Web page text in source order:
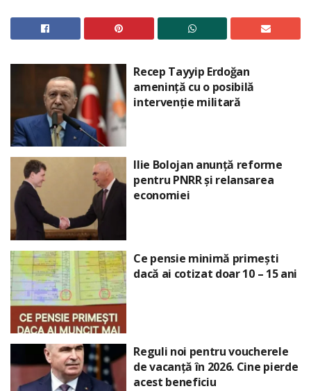
Recep Tayyip Erdoğan
amenință cu o posibilă
intervenție militară
Ilie Bolojan anunță reforme
pentru PNRR și relansarea
economiei
Ce pensie minimă primești
dacă ai cotizat doar 10 – 15 ani
Reguli noi pentru voucherele
de vacanță în 2026. Cine pierde
acest beneficiu